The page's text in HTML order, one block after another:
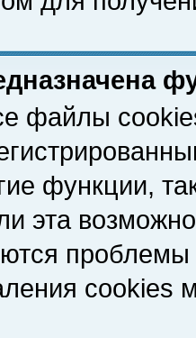
файлы
функции,
эта
cookies